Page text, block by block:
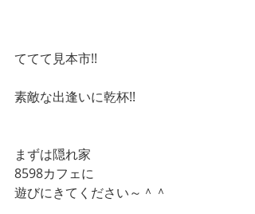
ててて見本市!!
素敵な出逢いに乾杯!!
まずは隠れ家
8598カフェに
遊びにきてください～＾＾